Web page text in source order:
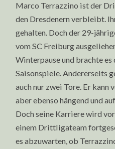
Marco Terrazzino ist der
den Dresdenern verbleibt.
gehalten. Doch der 29-
vom SC Freiburg
Winterpause und brachte
Saisonspiele. Andererseits
auch nur zwei Tore. Er kann
aber ebenso hängend und
Doch seine Karriere wird
einem Drittligateam
es abzuwarten, ob